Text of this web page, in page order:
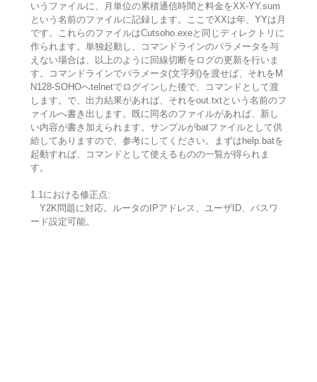
いうファイルに、月単位の累積通信時間と料金をXX-YY.sum
という名前のファイルに記録します。ここでXXは年、YYは月
です。これらのファイルはCutsoho.exeと同じディレクトリに
作られます。単独起動し、コマンドラインのパラメータを与
えない場合は、以上のように回線切断をログの更新を行いま
す。コマンドラインでパラメータ(文字列)を渡せば、それをM
N128-SOHOへtelnetでログインした後で、コマンドとして渡
します。で、出力結果があれば、それをout.txtという名前のフ
ァイルへ書き出します。既に同名のファイルがあれば、新し
い内容が書き加えられます。サンプルがbatファイルとして供
給してありますので、参考にしてください。まずはhelp.batを
起動すれば、コマンドとして使えるものの一覧が得られま
す。
1.1における修正点:
Y2K問題に対応。ルータのIPアドレス、ユーザID、パスワ
ード設定可能。